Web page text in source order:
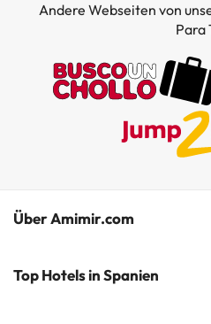
Andere Webseiten von
Para
Über Amimir.com
Unser Team
Top Hotels in Spanien